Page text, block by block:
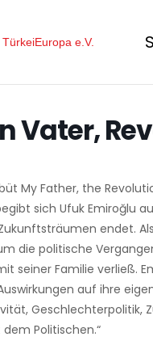
Vater,
My Father, the
sich Ufuk Emiroğlu
endet.
die politische
seiner Familie verließ.
auf ihre
Geschlechterpolitik,
Politischen.“